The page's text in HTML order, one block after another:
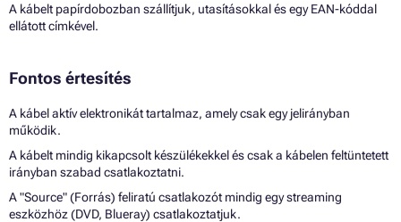
A kábelt papírdobozban szállítjuk, utasításokkal és egy EAN-kóddal
ellátott címkével.
Fontos értesítés
A kábel aktív elektronikát tartalmaz, amely csak egy jelirányban
működik.
A kábelt mindig kikapcsolt készülékekkel és csak a kábelen feltüntetett
irányban szabad csatlakoztatni.
A "Source" (Forrás) feliratú csatlakozót mindig egy streaming
eszközhöz (DVD, Blueray) csatlakoztatjuk.